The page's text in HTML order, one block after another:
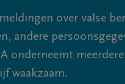
over valse
andere
onderneemt
waakzaam.